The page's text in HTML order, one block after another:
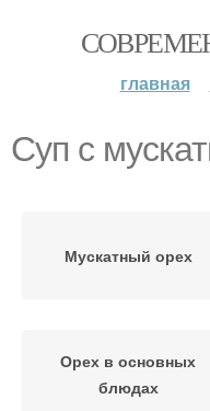
главная
Суп с
Мускатный орех
Орех в основных
блюдах